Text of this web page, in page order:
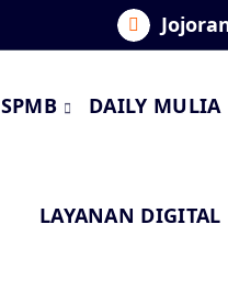
SPMB DAILY MULIA
LAYANAN DIGITAL